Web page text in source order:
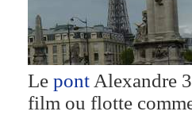
Le pont Alexandre
film ou flotte